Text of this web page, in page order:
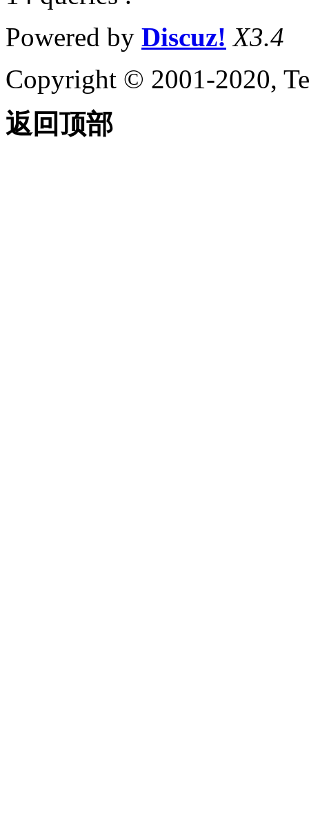
Powered by Discuz! X3.4
Copyright © 2001-2020,
返回顶部